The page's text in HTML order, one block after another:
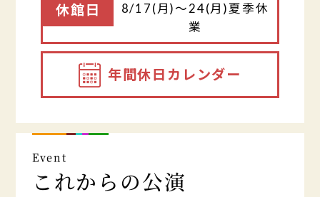
休館日
8/17(月)～24(月)夏季休
業
年間休日カレンダー
Event
これからの公演